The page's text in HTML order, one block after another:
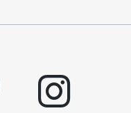
instagram